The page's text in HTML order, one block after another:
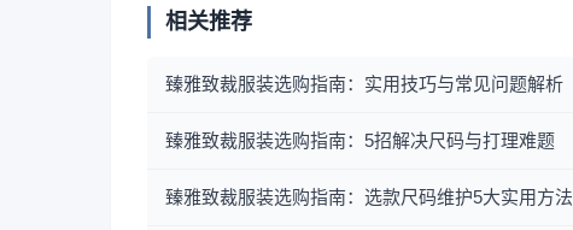
相关推荐
臻雅致裁服装选购指南：实用技巧与常见问题解析
臻雅致裁服装选购指南：5招解决尺码与打理难题
臻雅致裁服装选购指南：选款尺码维护5大实用方法